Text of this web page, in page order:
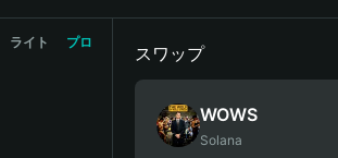
ライト プロ
スワップ
WOWS
Solana